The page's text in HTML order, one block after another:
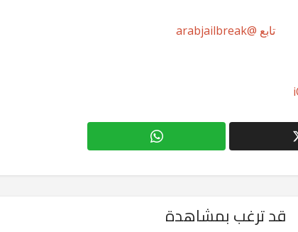
تابع @arabjailbreak
قد ترغب بمشاهدة